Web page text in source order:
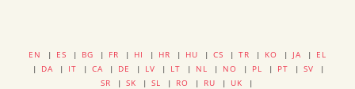
EN | ES | BG | FR | HI | HR | HU | CS | TR | KO | JA | EL
| DA | IT | CA | DE | LV | LT | NL | NO | PL | PT | SV |
SR | SK | SL | RO | RU | UK |